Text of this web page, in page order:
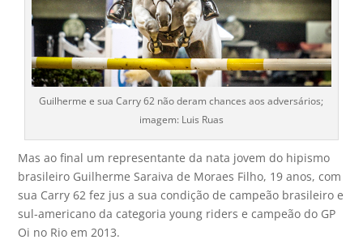
Guilherme e sua Carry 62 não deram chances aos adversários;
imagem: Luis Ruas
Mas ao final um representante da nata jovem do hipismo
brasileiro Guilherme Saraiva de Moraes Filho, 19 anos, com
sua Carry 62 fez jus a sua condição de campeão brasileiro e
sul-americano da categoria young riders e campeão do GP
Oi no Rio em 2013.